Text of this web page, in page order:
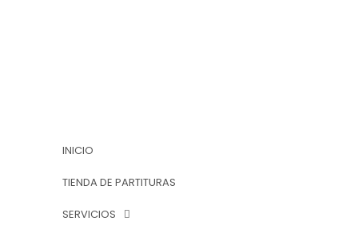
INICIO
TIENDA DE PARTITURAS
SERVICIOS